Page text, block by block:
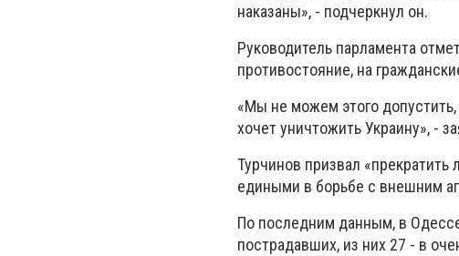
наказаны», - подчеркнул он.
Руководитель парламента
противостояние, на
«Мы не можем этого
хочет уничтожить Украину», -
Турчинов призвал
едиными в борьбе с внешним
По последним данным, в
пострадавших, из них 27 - в